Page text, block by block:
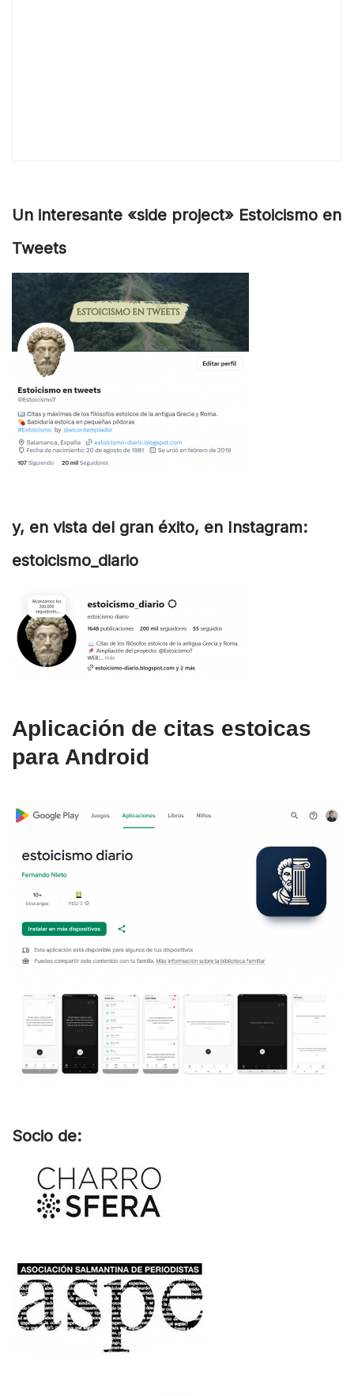
Un interesante «side project» Estoicismo en
Tweets
y, en vista del gran éxito, en Instagram:
estoicismo_diario
Aplicación de citas estoicas
para Android
Socio de: